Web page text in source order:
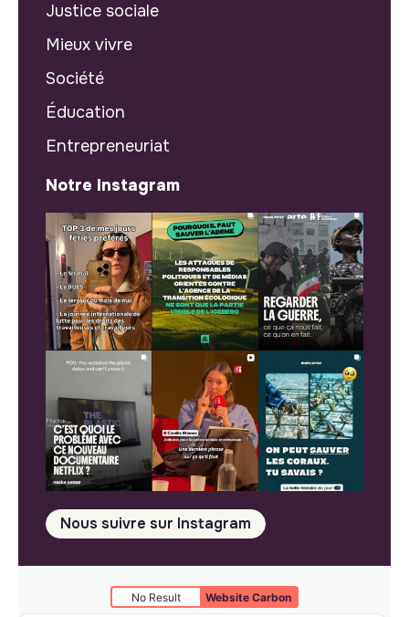
Justice sociale
Mieux vivre
Société
Éducation
Entrepreneuriat
Notre Instagram
Nous suivre sur Instagram
No Result Website Carbon